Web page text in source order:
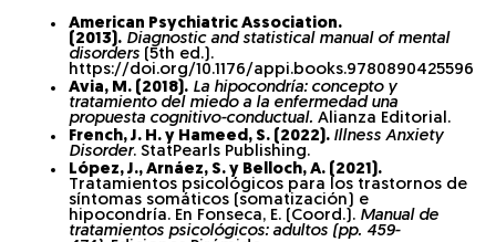
American Psychiatric Association.
(2013). Diagnostic and statistical manual of mental
disorders (5th ed.).
https://doi.org/10.1176/appi.books.9780890425596
Avia, M. (2018). La hipocondría: concepto y
tratamiento del miedo a la enfermedad una
propuesta cognitivo-conductual. Alianza Editorial.
French, J. H. y Hameed, S. (2022). Illness Anxiety
Disorder. StatPearls Publishing.
López, J., Arnáez, S. y Belloch, A. (2021).
Tratamientos psicológicos para los trastornos de
síntomas somáticos (somatización) e
hipocondría. En Fonseca, E. (Coord.). Manual de
tratamientos psicológicos: adultos (pp. 459-